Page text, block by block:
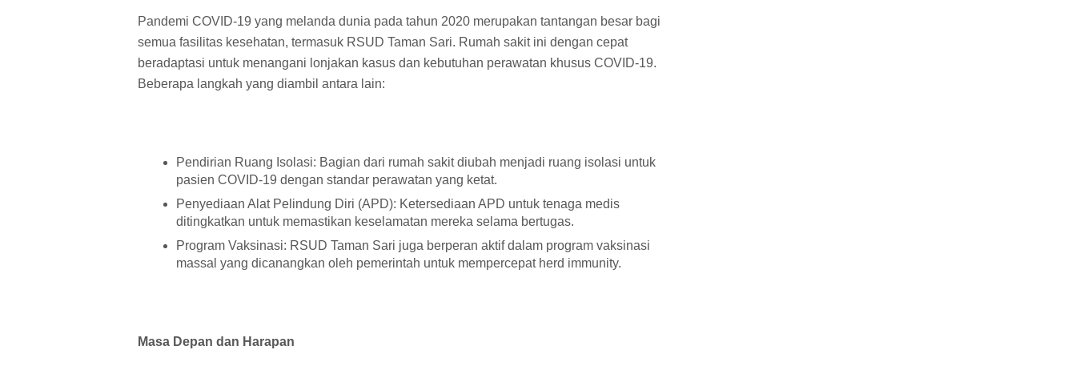
Pandemi COVID-19 yang melanda dunia pada tahun 2020 merupakan tantangan besar bagi
semua fasilitas kesehatan, termasuk RSUD Taman Sari. Rumah sakit ini dengan cepat
beradaptasi untuk menangani lonjakan kasus dan kebutuhan perawatan khusus COVID-19.
Beberapa langkah yang diambil antara lain:
Pendirian Ruang Isolasi: Bagian dari rumah sakit diubah menjadi ruang isolasi untuk
pasien COVID-19 dengan standar perawatan yang ketat.
Penyediaan Alat Pelindung Diri (APD): Ketersediaan APD untuk tenaga medis
ditingkatkan untuk memastikan keselamatan mereka selama bertugas.
Program Vaksinasi: RSUD Taman Sari juga berperan aktif dalam program vaksinasi
massal yang dicanangkan oleh pemerintah untuk mempercepat herd immunity.
Masa Depan dan Harapan